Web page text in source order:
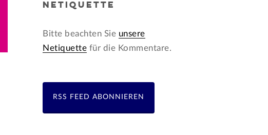
NETIQUETTE
Bitte beachten Sie unsere
Netiquette für die Kommentare.
RSS FEED ABONNIEREN